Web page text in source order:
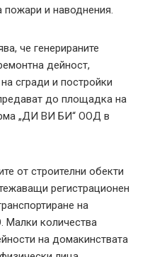
пожари и наводнения.
че генерираните
дейност,
сгради и постройки
до площадка на
„ДИ ВИ БИ“ ООД в
от строителни обекти
регистрационен
на
Малки количества
на домакинствата